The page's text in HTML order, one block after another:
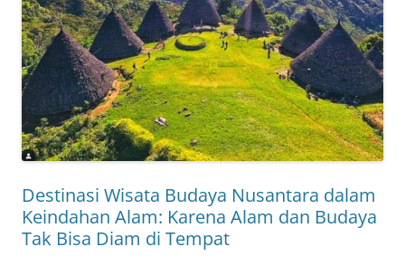
Destinasi Wisata Budaya Nusantara dalam
Keindahan Alam: Karena Alam dan Budaya
Tak Bisa Diam di Tempat